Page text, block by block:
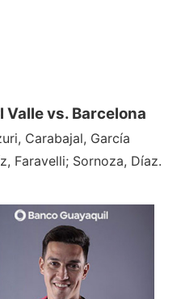
Valle vs. Barcelona
Carabajal, García
Faravelli; Sornoza, Díaz.